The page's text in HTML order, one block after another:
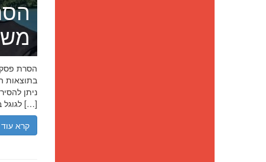
בתוצאות
ניתן
לגוגל בנסיבות מסוימות, ולדחוק את התוצאה השלילית לדפים מאוחרים יותר […]
קרא עוד